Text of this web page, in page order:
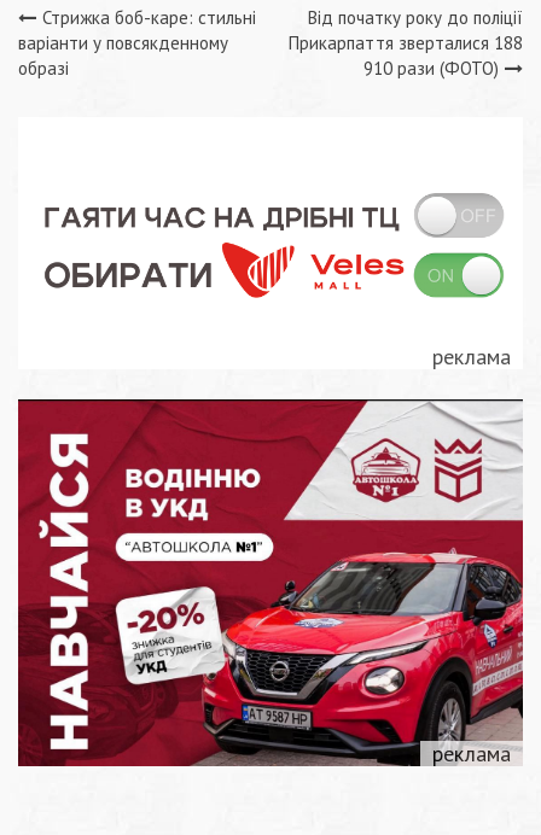
Навігація
записів
Стрижка боб-каре: стильні
варіанти у повсякденному
образі
Від початку року до поліції
Прикарпаття зверталися 188
910 рази (ФОТО)